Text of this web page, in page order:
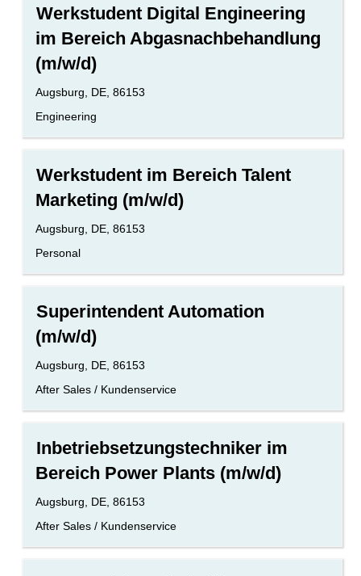
Stellenbezeichnung
Werkstudent Digital Engineering
im Bereich Abgasnachbehandlung
(m/w/d)
Standort
Augsburg, DE, 86153
Benutzerdefiniertes
2
Engineering
Drücken
Sie
die
Leertaste,
um
die
vollständig
anzuzeigen.
Stellenbezeichnung
Werkstudent im Bereich Talent
Marketing (m/w/d)
Standort
Augsburg, DE, 86153
Benutzerdefiniertes
2
Personal
Drücken
Sie
die
um
die
Stellenbezeichnung
Superintendent Automation
(m/w/d)
Standort
Augsburg, DE, 86153
Benutzerdefiniertes
2
After Sales / Kundenservice
Drücken
Sie
die
um
die
Stellenbezeichnung
Inbetriebsetzungstechniker im
Bereich Power Plants (m/w/d)
Standort
Augsburg, DE, 86153
Benutzerdefiniertes
2
After Sales / Kundenservice
Drücken
Sie
die
um
die